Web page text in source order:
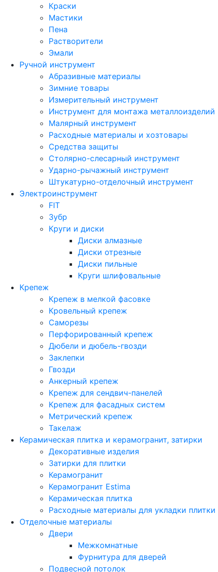
Краски
Мастики
Пена
Растворители
Эмали
Ручной инструмент
Абразивные материалы
Зимние товары
Измерительный инструмент
Инструмент для монтажа металлоизделий
Малярный инструмент
Расходные материалы и хозтовары
Средства защиты
Столярно-слесарный инструмент
Ударно-рычажный инструмент
Штукатурно-отделочный инструмент
Электроинструмент
FIT
Зубр
Круги и диски
Диски алмазные
Диски отрезные
Диски пильные
Круги шлифовальные
Крепеж
Крепеж в мелкой фасовке
Кровельный крепеж
Саморезы
Перфорированный крепеж
Дюбели и дюбель-гвозди
Заклепки
Гвозди
Анкерный крепеж
Крепеж для сендвич-панелей
Крепеж для фасадных систем
Метрический крепеж
Такелаж
Керамическая плитка и керамогранит, затирки
Декоративные изделия
Затирки для плитки
Керамогранит
Керамогранит Estima
Керамическая плитка
Расходные материалы для укладки плитки
Отделочные материалы
Двери
Межкомнатные
Фурнитура для дверей
Подвесной потолок